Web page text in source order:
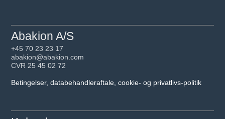
Abakion A/S
+45 70 23 23 17
abakion@abakion.com
CVR 25 45 02 72
Betingelser, databehandleraftale, cookie- og privatlivs-politik